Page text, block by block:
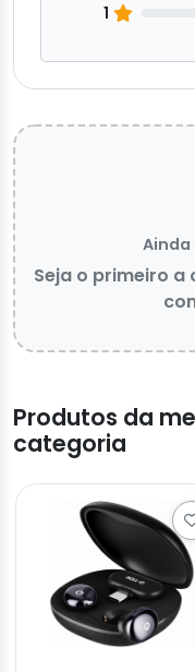
1
Ainda
Seja o primeiro
Produtos da
categoria